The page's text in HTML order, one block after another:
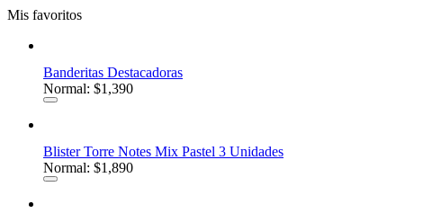
Mis favoritos
Banderitas Destacadoras
Normal: $1,390
Blister Torre Notes Mix Pastel 3 Unidades
Normal: $1,890